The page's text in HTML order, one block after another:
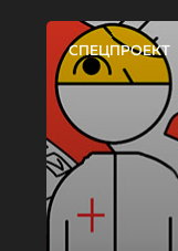
СПЕЦПРОЕКТ